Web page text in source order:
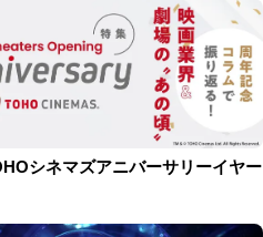
シネマズアニバーサリーイヤー